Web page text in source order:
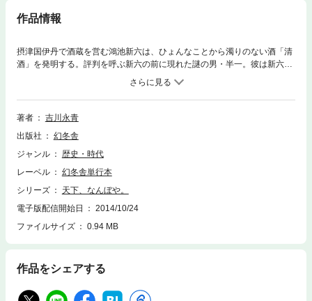
作品情報
摂津国伊丹で酒蔵を営む鴻池新六は、ひょんなことから濁りのない酒「清
酒」を発明する。評判を呼ぶ新六の前に現れた謎の男・半一。彼は新六が
「ある名将」の忘れ形見であることを知っていた。半一を遣わした“大御
所”徳川家康の思惑とは。さらに新六は、茶屋四郎次郎、淀屋善右衛門ら大
物商人と出会い、海運業、大名貸へと乗り出していくが――。江戸時代を
代表する「鴻池財閥」を築いた“脱武士”商人・鴻池新六の血湧き肉躍る一
著者
吉川永青
出版社
幻冬舎
ジャンル
歴史・時代
レーベル
幻冬舎単行本
シリーズ
天下、なんぼや。
電子版配信開始日
2014/10/24
ファイルサイズ
0.94 MB
作品をシェアする